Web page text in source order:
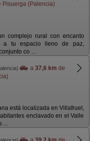
Pisuerga (Palencia)
complejo rural con encanto
a tu espacio lleno de paz,
co ...
a 37,6 km de
está localizada en Villafruel,
enclavado en el Valle
...